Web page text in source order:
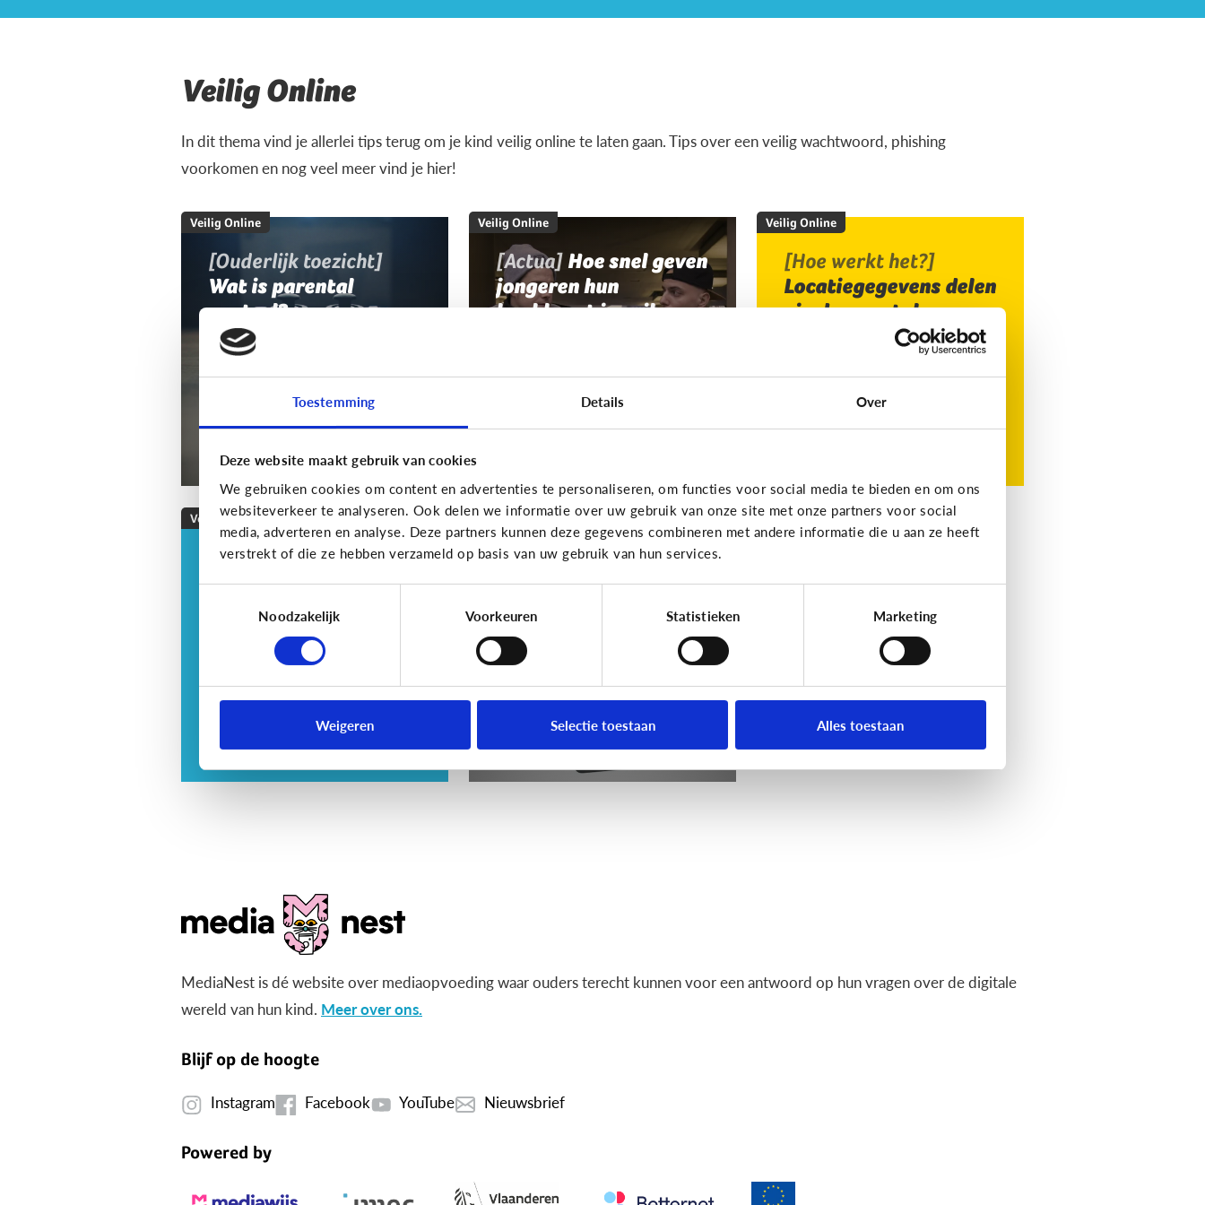
Toestemming Details Over
Deze website maakt gebruik van cookies
We gebruiken cookies om content en advertenties te personaliseren, om functies voor social media te bieden en om ons
websiteverkeer te analyseren. Ook delen we informatie over uw gebruik van onze site met onze partners voor social
media, adverteren en analyse. Deze partners kunnen deze gegevens combineren met andere informatie die u aan ze heeft
verstrekt of die ze hebben verzameld op basis van uw gebruik van hun services.
Noodzakelijk
Voorkeuren Statistieken Marketing
Weigeren Selectie toestaan Alles toestaan
Veilig Online
In dit thema vind je allerlei tips terug om je kind veilig online te laten gaan. Tips over een veilig wachtwoord, phishing
voorkomen en nog veel meer vind je hier!
Veilig Online
[Ouderlijk toezicht]
Wat is parental
control?
Veilig Online
[Actua] Hoe snel geven
jongeren hun
bankkaart in ruil voor
Veilig Online
[Hoe werkt het?]
Locatiegegevens delen
via de smartphone
Veilig Online
Veilig online: hoe doe
ik dat?
Je zorgt er best voor dat je
informatie alleen deelt met wie
jij dit echt wilt. Hoe kan je dit
doen?
3 tips voor tieners
Veilig Online
Wat is een veilig
wachtwoord voor mijn
kind?
MediaNest is dé website over mediaopvoeding waar ouders terecht kunnen voor een antwoord op hun vragen over de digitale
wereld van hun kind. Meer over ons.
Blijf op de hoogte
Instagram Facebook YouTube Nieuwsbrief
Powered by